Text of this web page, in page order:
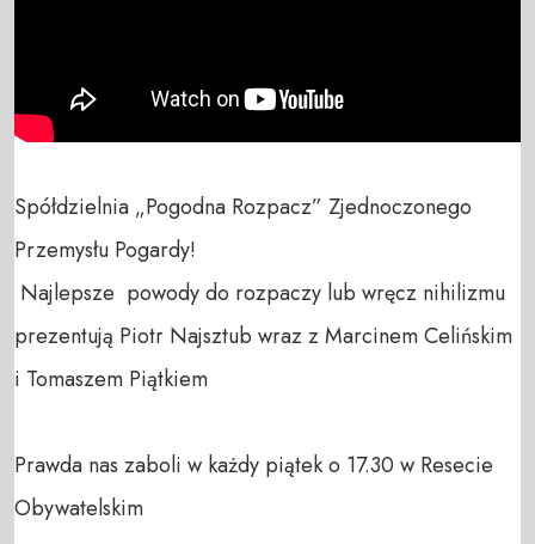
Spółdzielnia „Pogodna Rozpacz” Zjednoczonego
Przemysłu Pogardy!
prezentują Piotr Najsztub wraz z Marcinem Celińskim
i Tomaszem Piątkiem
Prawda nas zaboli w każdy piątek o 17.30 w Resecie
Obywatelskim